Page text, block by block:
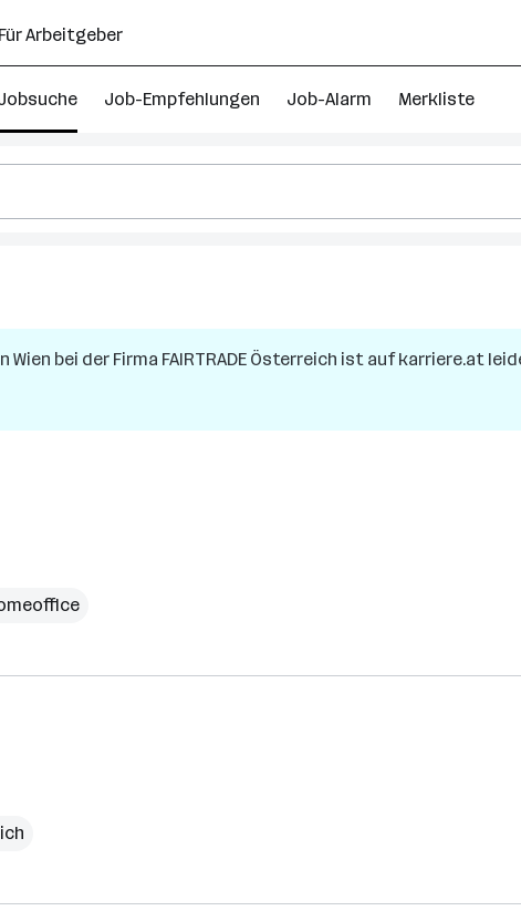
Für Arbeitgeber
Job-Empfehlungen Job-Alarm Merkliste
Wien bei der Firma FAIRTRADE Österreich ist auf karriere.at